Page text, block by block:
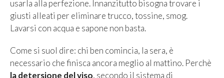
usarla alla perfezione. Innanzitutto bisogna trovare i
giusti alleati per eliminare trucco, tossine, smog.
Lavarsi con acqua e sapone non basta.
Come si suol dire: chi ben comincia, la sera, è
necessario che finisca ancora meglio al mattino. Perchè
la detersione del viso, secondo il sistema di